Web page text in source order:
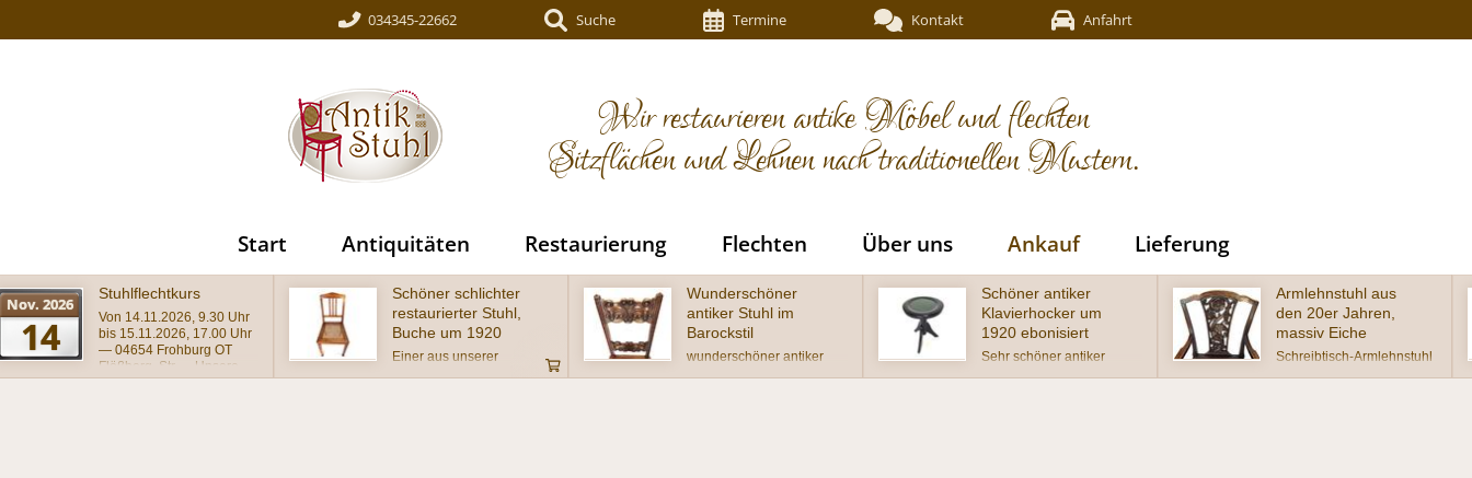
034345-22662 Suche Termine Kontakt Anfahrt
Wir restaurieren antike Möbel und flechten
Sitzflächen und Lehnen nach traditionellen Mustern.
Start Antiquitäten Restaurierung Flechten Über uns Ankauf Lieferung
Schöner schlichter
restaurierter Stuhl,
Buche um 1920
Einer aus unserer
Wunderschöner
antiker Stuhl im
Barockstil
wunderschöner antiker
Stuhl im Barockstil, Eiche
Schöner antiker
Klavierhocker um
1920 ebonisiert
Sehr schöner antiker
Armlehnstuhl aus
den 20er Jahren,
massiv Eiche
Schreibtisch-Armlehnstuhl
Schöner antiker
Gründerzeit-
Muschel-Stuhl um
1880
wunderschöner Muschel-